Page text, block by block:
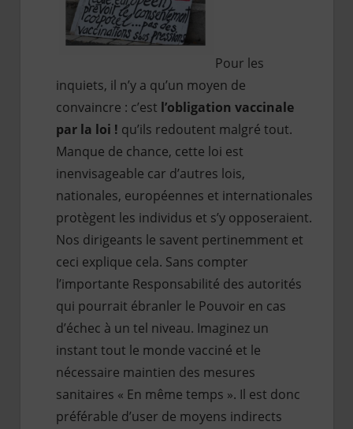
Pour les
inquiets, il n’y a qu’un moyen de
convaincre : c’est l’obligation vaccinale
par la loi ! qu’ils redoutent malgré tout.
Manque de chance, cette loi est
inenvisageable car d’autres lois,
nationales, européennes et internationales
protègent les individus et s’y opposeraient.
Nos dirigeants le savent pertinemment et
ceci explique cela. Sans compter
l’importante Responsabilité des autorités
qui pourrait ébranler le Pouvoir en cas
d’échec à un tel niveau. Imaginez un
instant tout le monde vacciné et le
nécessaire maintien des mesures
sanitaires « En même temps ». Il est donc
préférable d’user de moyens indirects